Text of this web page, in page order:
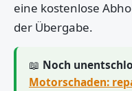
eine kostenlose
der Übergabe.
📖 Noch
Motorschaden: